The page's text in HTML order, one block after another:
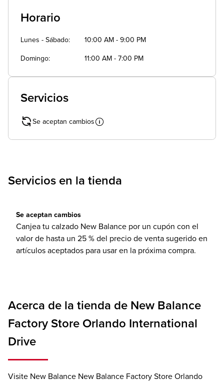
Horario
Lunes - Sábado 10:00 AM - 9:00 PM
Domingo 11:00 AM - 7:00 PM
Servicios
Se aceptan cambios
Servicios en la tienda
Se aceptan cambios
Canjea tu calzado New Balance por un cupón con el
valor de hasta un 25 % del precio de venta sugerido en
artículos aceptados para usar en la próxima compra.
Acerca de la tienda de New Balance
Factory Store Orlando International
Drive
Visite New Balance New Balance Factory Store Orlando